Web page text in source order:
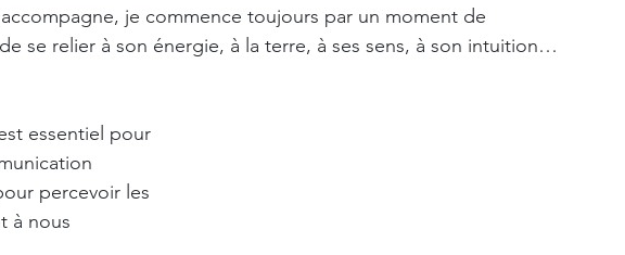
je commence toujours par un moment de
se relier à son énergie, à la terre, à ses sens, à son intuition…
essentiel pour
percevoir les
à nous